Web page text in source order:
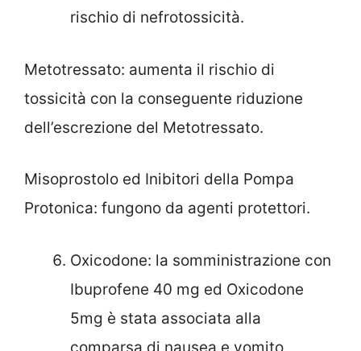
rischio di nefrotossicità.
Metotressato: aumenta il rischio di
tossicità con la conseguente riduzione
dell’escrezione del Metotressato.
Misoprostolo ed Inibitori della Pompa
Protonica: fungono da agenti protettori.
Oxicodone: la somministrazione con
Ibuprofene 40 mg ed Oxicodone
5mg è stata associata alla
comparsa di nausea e vomito,